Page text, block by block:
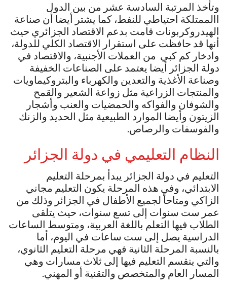
وتأخذ المرتبة السادسة عشر من بين الدول
االممتلكة احتياطي للنفط، كما يشتر أيضا أن صناعة
الهيدروكربونات قامت بدعم الاقتصاد الجزائري حيث
أنها قد حافظت على استقرار الاقتصاد الكلي للدولة،
وادخار كم كبي من العملات الأجنبية، والاقتصاد في
دولة الجزائر أيضا يعتمد على الصناعات الخفيفة
وصناعة الأغذية والتعدين والكهرباء والبتروكيماويات
والمنتجات الزراعية مثل زواعة الشعير والقمح
والشوفان والفواكه والحمضيات والعنب وأشجار
الزيتون وأيضا الموارد الطبيعية مثل الحديد والزنك
والفوسفات والرصاص.
النظام التعليمي في دولة الجزائر
التعليم في دولة الجزائر يبدأ بمرحلة التعليم
الابتدائي، وفي هذه المرحلة يكون التعليم مجاني
الزاكي ومتاحاً لجميع الأطفال في الجزائر وذلك من
عمر ست سنوات إلى تسع سنوات، حيث يتلقى
الطلاب فيها التعلم باللغة العربية، ومتوسط الساعات
الدراسية يصل إلى ست ساعات في اليوم، أما
بالنسبة المرحلة الثانية فهي مرحلة التعليم الثانوي،
والتي ينقسم التعليم فيها إلى ثلاث مسارات وهي
المسار العام والمتخصص والتقنية أو المهني.